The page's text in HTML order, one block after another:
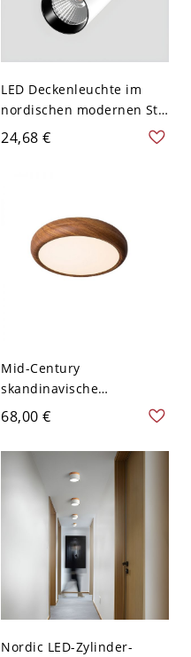
LED Deckenleuchte im
nordischen modernen Stil
für den Innenbereich -
110V-120V Weiß Warm 7w
24,68 €
Mid-Century
skandinavische
Deckenleuchte mit
Walnuss-Finish, runde
LED-Leuchte mit flachem
Profil - 110V-120V 30,48
cm Weißlicht
68,00 €
Nordic LED-Zylinder-